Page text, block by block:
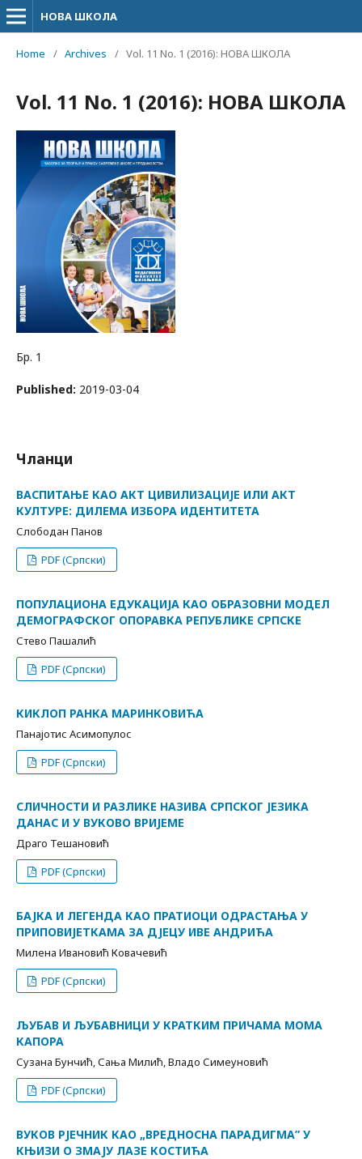
НОВА ШКОЛА
Home / Archives / Vol. 11 No. 1 (2016): НОВА ШКОЛА
Vol. 11 No. 1 (2016): НОВА ШКОЛА
Бр. 1
Published: 2019-03-04
Чланци
ВАСПИТАЊЕ КАО АКТ ЦИВИЛИЗАЦИЈЕ ИЛИ АКТ
КУЛТУРЕ: ДИЛЕМА ИЗБОРА ИДЕНТИТЕТА
Слободан Панов
PDF (Српски)
ПОПУЛАЦИОНА ЕДУКАЦИЈА КАО ОБРАЗОВНИ МОДЕЛ
ДЕМОГРАФСКОГ ОПОРАВКА РЕПУБЛИКЕ СРПСКЕ
Стево Пашалић
PDF (Српски)
КИКЛОП РАНКА МАРИНКОВИЋА
Панајотис Асимопулос
PDF (Српски)
СЛИЧНОСТИ И РАЗЛИКЕ НАЗИВА СРПСКОГ ЈЕЗИКА
ДАНАС И У ВУКОВО ВРИЈЕМЕ
Драго Тешановић
PDF (Српски)
БАЈКА И ЛЕГЕНДА КАО ПРАТИОЦИ ОДРАСТАЊА У
ПРИПОВИЈЕТКАМА ЗА ДЈЕЦУ ИВЕ АНДРИЋА
Милена Ивановић Ковачевић
PDF (Српски)
ЉУБАВ И ЉУБАВНИЦИ У КРАТКИМ ПРИЧАМА МОМА
КАПОРА
Сузана Бунчић, Сања Милић, Владо Симеуновић
PDF (Српски)
ВУКОВ РЈЕЧНИК КАО „ВРЕДНОСНА ПАРАДИГМА” У
КЊИЗИ О ЗМАЈУ ЛАЗЕ КОСТИЋА